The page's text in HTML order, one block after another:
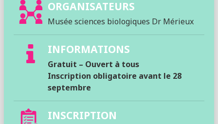
ORGANISATEURS
Musée sciences biologiques Dr Mérieux
INFORMATIONS
Gratuit – Ouvert à tous
Inscription obligatoire avant le 28
septembre
INSCRIPTION